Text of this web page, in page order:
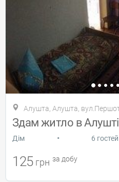
Алушта, Алушта,
Здам житло в
Дiм • 6 гостей
125 грн за добу